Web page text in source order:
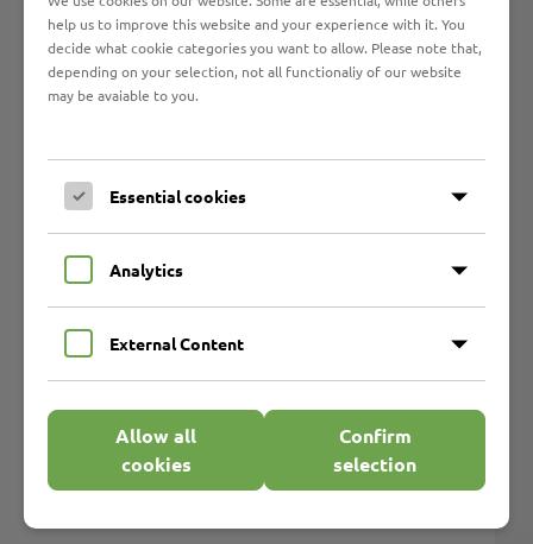
WievieleKreuze sind möglich?
Für denWerkstatt-Rat
Kann man1 bis 7 Kandidaten
Zu viele Kreuze sind ungültig.
Am Ende der Wahl
Dabei dürfen alle zusehen.
Die Kandidaten mit den
meisten Stimmen
bekommen dasAmt
Für denWerkstatt-Ratdie ersten7,
help us to improve this website and your experience with it. You
decide what cookie categories you want to allow. Please note that,
depending on your selection, not all functionaliy of our website
may be avaiable to you.
Essential cookies
Analytics
External Content
Allow all
cookies
Confirm
selection